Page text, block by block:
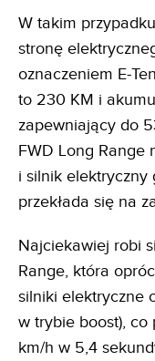
W takim
stronę
oznaczeniem E-
to 230 KM i
zapewniający do
FWD Long Range
i silnik
przekłada się na
Najciekawiej robi
Range, która
silniki elektryczne
w trybie boost), co
km/h w 5,4